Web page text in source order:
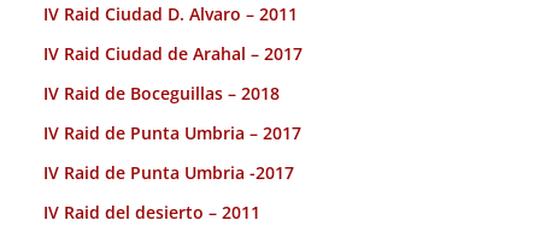
IV Raid Ciudad D. Alvaro – 2011
IV Raid Ciudad de Arahal – 2017
IV Raid de Boceguillas – 2018
IV Raid de Punta Umbria – 2017
IV Raid de Punta Umbria -2017
IV Raid del desierto – 2011